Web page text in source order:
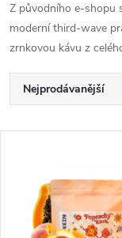
Z původního e-shopu
moderní third-wave
zrnkovou kávu z
Ř
a
Nejprodávanější
Abecedně